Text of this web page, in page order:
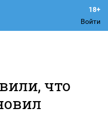
Войти
что